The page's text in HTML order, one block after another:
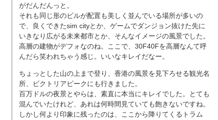
がだんだんっと。
それも同じ形のビルが配置も美しく並んでいる場所が多いの
で、良くできたsim cityとか、ゲームでダンジョン抜けた先に
いきなり広がる未来都市とか、そんなイメージの風景でした。
高層の建物がデフォなのね。ここで、30F40Fを高層なんて呼
んだら笑われちゃう感じ。いいなキレイだなー。
ちょっとした山の上まで登り、香港の風景を見下ろせる観光名
所、ビクトリアピークにも行きました。
百万ドルの夜景とやらは、素直に本当にキレイでした。とても
混んでいたけれど、あれは何時間見ていても飽きないですね。
しかし何より印象に残ったのは、ここから降りてくるトラム